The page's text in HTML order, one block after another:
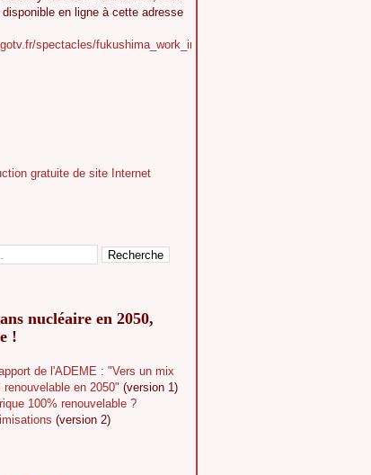
en ligne à cette adresse
spectacles/fukushima_work_in_progress
nucléaire en 2050,
!
de l'ADEME : "Vers un mix
en 2050" (version 1)
100% renouvelable ?
(version 2)